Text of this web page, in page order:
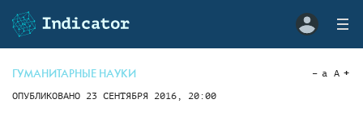
ГУМАНИТАРНЫЕ НАУКИ
ОПУБЛИКОВАНО 23 СЕНТЯБРЯ 2016, 20:00
a A